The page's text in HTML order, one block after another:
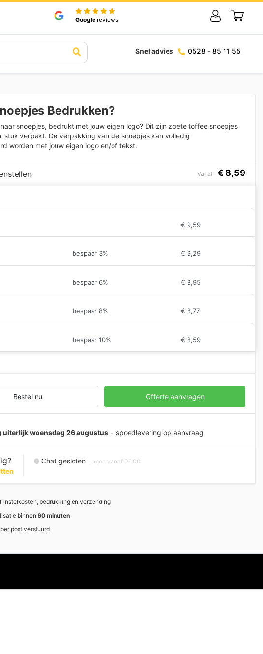
Google reviews
Snel advies 0528 - 85 11 55
Bedrukken?
snoepjes, bedrukt met jouw eigen logo? Dit zijn zoete toffee snoepjes
stuk verpakt. De verpakking van de snoepjes kan volledig
worden met jouw eigen logo en/of tekst.
Vanaf € 8,59
€ 9,59
bespaar 3% € 9,29
bespaar 6% € 8,95
bespaar 8% € 8,77
bespaar 10% € 8,59
Bestel nu Offerte aanvragen
uiterlijk woensdag 26 augustus - spoedlevering op aanvraag
Chat gesloten , open vanaf 09:00
instelkosten, bedrukking en verzending
binnen60 minuten
per post verstuurd